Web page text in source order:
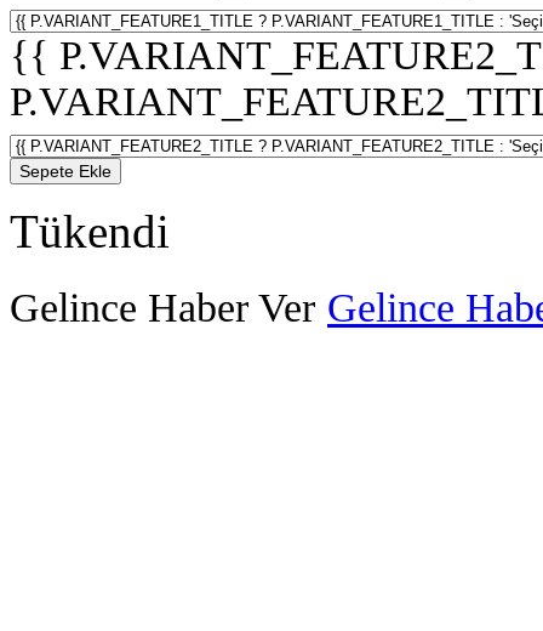
{{
Sepete Ekle
Tükendi
Gelince Haber Ver Gelince